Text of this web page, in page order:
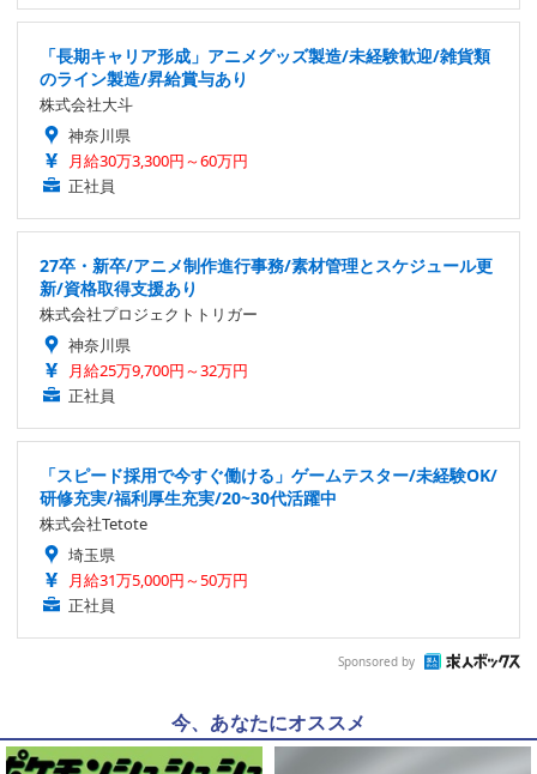
「長期キャリア形成」アニメグッズ製造/未経験歓迎/雑貨類
のライン製造/昇給賞与あり
株式会社大斗
神奈川県
月給30万3,300円～60万円
正社員
27卒・新卒/アニメ制作進行事務/素材管理とスケジュール更
新/資格取得支援あり
株式会社プロジェクトトリガー
神奈川県
月給25万9,700円～32万円
正社員
「スピード採用で今すぐ働ける」ゲームテスター/未経験OK/
研修充実/福利厚生充実/20~30代活躍中
株式会社Tetote
埼玉県
月給31万5,000円～50万円
正社員
Sponsored by
今、あなたにオススメ